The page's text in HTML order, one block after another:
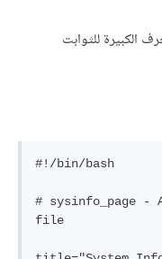
الكبيرة للثوابت
#!/bin/bash
# sysinfo_page -
file